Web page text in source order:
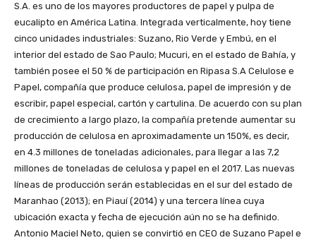
S.A. es uno de los mayores productores de papel y pulpa de
eucalipto en América Latina. Integrada verticalmente, hoy tiene
cinco unidades industriales: Suzano, Rio Verde y Embú, en el
interior del estado de Sao Paulo; Mucuri, en el estado de Bahía, y
también posee el 50 % de participación en Ripasa S.A Celulose e
Papel, compañía que produce celulosa, papel de impresión y de
escribir, papel especial, cartón y cartulina. De acuerdo con su plan
de crecimiento a largo plazo, la compañía pretende aumentar su
producción de celulosa en aproximadamente un 150%, es decir,
en 4.3 millones de toneladas adicionales, para llegar a las 7,2
millones de toneladas de celulosa y papel en el 2017. Las nuevas
líneas de producción serán establecidas en el sur del estado de
Maranhao (2013); en Piauí (2014) y una tercera línea cuya
ubicación exacta y fecha de ejecución aún no se ha definido.
Antonio Maciel Neto, quien se convirtió en CEO de Suzano Papel e